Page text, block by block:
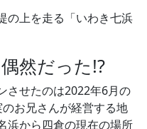
の上を走る「いわき七浜
然だった!?
させたのは2022年6月の
お兄さんが経営する地
浜から四倉の現在の場所